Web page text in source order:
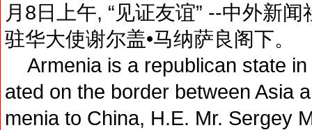
月8日上午, “见证友谊” --中外新
驻华大使谢尔盖•马纳萨良阁下。
Armenia is a republican state
ated on the border between Asia
menia to China, H.E. Mr. Sergey